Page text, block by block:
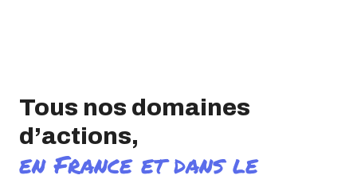
Tous nos domaines
d’actions,
en France et dans le